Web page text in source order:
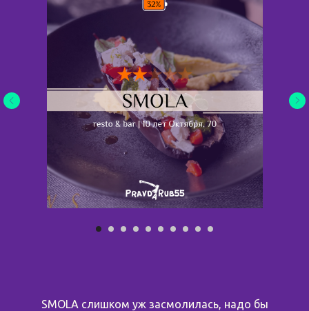
SMOLA слишком уж засмолилась, надо бы